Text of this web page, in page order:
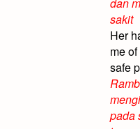
sakit
Her
me
safe
pada